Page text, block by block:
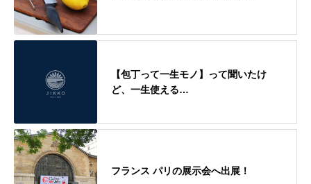
【包丁って一生モノ】って聞いたけ
ど、一生使える…
フランス パリの展示会へ出展！